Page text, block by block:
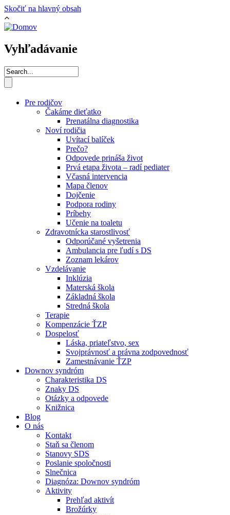
Skočiť na hlavný obsah
Vyhľadávanie
Pre rodičov
Čakáme dieťatko
Prenatálna diagnostika
Noví rodičia
Uvítací balíček
Prečo?
Odpovede prináša život
Prvá etapa života – radí pediater
Včasná intervencia
Mapa členov
Dojčenie
Podpora rodiny
Príbehy
Učenie na toaletu
Zdravotnícka starostlivosť
Odporúčané vyšetrenia
Ambulancia pre ľudí s DS
Zoznam lekárov
Vzdelávanie
Inklúzia
Materská škola
Základná škola
Stredná škola
Terapie
Kompenzácie ŤZP
Dospelosť
Láska, priateľstvo, sex
Svojprávnosť a právna zodpovednosť
Zamestnávanie ŤZP
Downov syndróm
Charakteristika DS
Znaky DS
Otázky a odpovede
Knižnica
Blog
O nás
Kontakt
Staň sa členom
Stanovy SDS
Poslanie spoločnosti
Slnečnica
Diagnóza: Downov syndróm
Aktivity
Prehľad aktivít
Brožúrky